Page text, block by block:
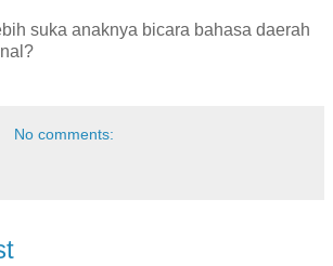
suka anaknya bicara bahasa daerah
No comments: